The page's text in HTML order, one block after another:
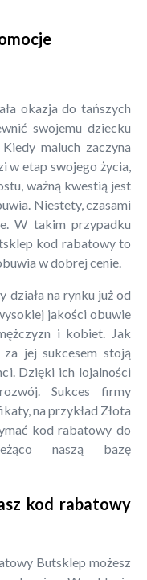
okazja do tańszych
swojemu dziecku
maluch zaczyna
w etap swojego życia,
ważną kwestią jest
Niestety, czasami
W takim przypadku
kod rabatowy to
w dobrej cenie.
na rynku już od
jakości obuwie
i kobiet. Jak
jej sukcesem stoją
Dzięki ich lojalności
Sukces firmy
na przykład Złota
kod rabatowy do
naszą bazę
kod rabatowy
Butsklep możesz